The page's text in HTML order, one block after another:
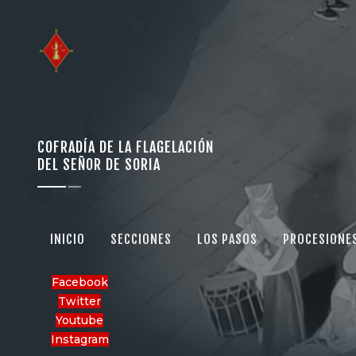
COFRADÍA DE LA FLAGELACIÓN
DEL SEÑOR DE SORIA
INICIO SECCIONES LOS PASOS
Facebook
Twitter
Youtube
Instagram